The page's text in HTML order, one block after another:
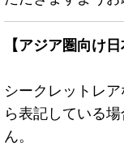
【アジア圏向け
シークレットレ
ら表記している
ん。